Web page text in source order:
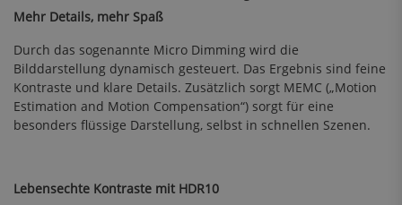
Mehr Details, mehr Spaß
Durch das sogenannte Micro Dimming wird die
Bilddarstellung dynamisch gesteuert. Das Ergebnis sind feine
Kontraste und klare Details. Zusätzlich sorgt MEMC („Motion
Estimation and Motion Compensation“) sorgt für eine
besonders flüssige Darstellung, selbst in schnellen Szenen.
Lebensechte Kontraste mit HDR10